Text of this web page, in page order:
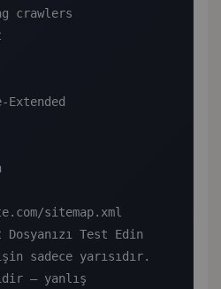
crawlers
Extended
sitemap.xml
Test Edin
sadece yarısıdır.
— yanlış